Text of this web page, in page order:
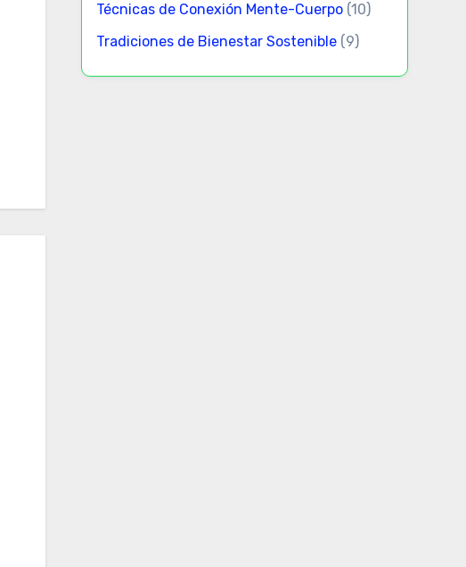
Técnicas de Conexión Mente-Cuerpo(10)
Tradiciones de Bienestar Sostenible(9)